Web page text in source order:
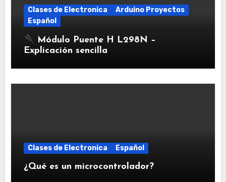
Clases de Electronica
Arduino Proyectos
Español
Módulo Puente H L298N –
Explicación sencilla
Clases de Electronica Español
¿Qué es un microcontrolador?